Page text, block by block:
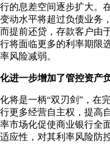
的息差空间逐步扩大。
动水平将超过负债业务
提前还贷，存款客户由
将面临更多的利率期限
风险减弱。
一步增加了管控资产
是一柄“双刃剑”，在
更多经营自主权，提高
市场化促使商业银行全
应性，对其利率风险防